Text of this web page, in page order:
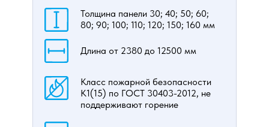
Толщина панели 30; 40; 50; 60;
80; 90; 100; 110; 120; 150; 160 мм
Длина от 2380 до 12500 мм
Класс пожарной безопасности
К1(15) по ГОСТ 30403-2012, не
поддерживают горение